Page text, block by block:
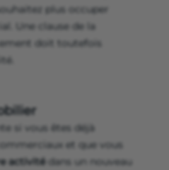
plus occuper
Une clause de la
doit toutefois
si vous êtes déjà
et que vous
activitédans un nouveau